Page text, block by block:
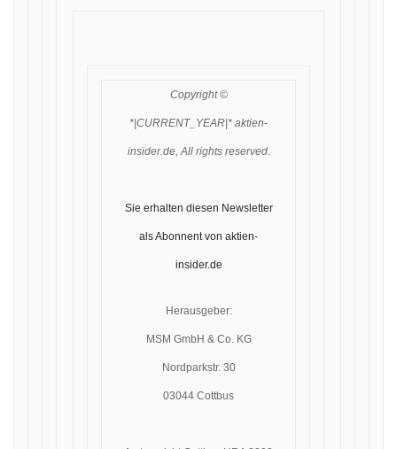
Copyright ©
*|CURRENT_YEAR|* aktien-
insider.de, All rights reserved.
Sie erhalten diesen Newsletter
als Abonnent von aktien-
insider.de
Herausgeber:
MSM GmbH & Co. KG
Nordparkstr. 30
03044 Cottbus